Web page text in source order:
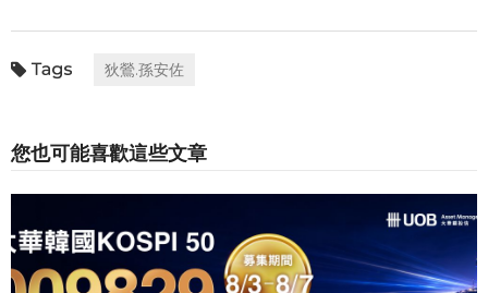
狄鶯.孫安佐
您也可能喜歡這些文章